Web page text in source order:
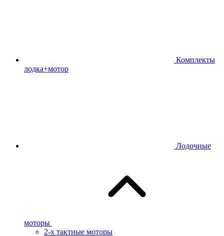
Комплекты
лодка+мотор
Лодочные
моторы
2-х тактные моторы